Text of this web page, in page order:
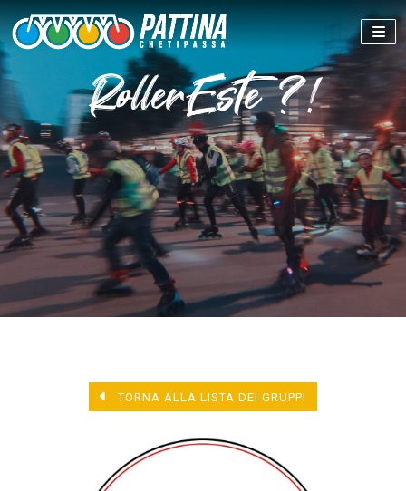
RollerEste ?!
TORNA ALLA LISTA DEI GRUPPI